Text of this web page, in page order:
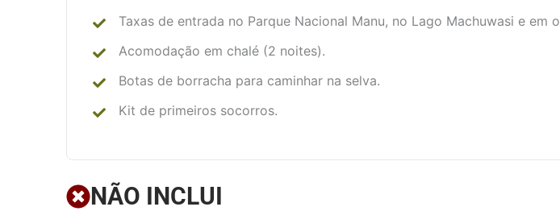
Taxas de entrada no Parque Nacional Manu, no Lago Machuwasi e em
Acomodação em chalé (2 noites).
Botas de borracha para caminhar na selva.
Kit de primeiros socorros.
NÃO INCLUI